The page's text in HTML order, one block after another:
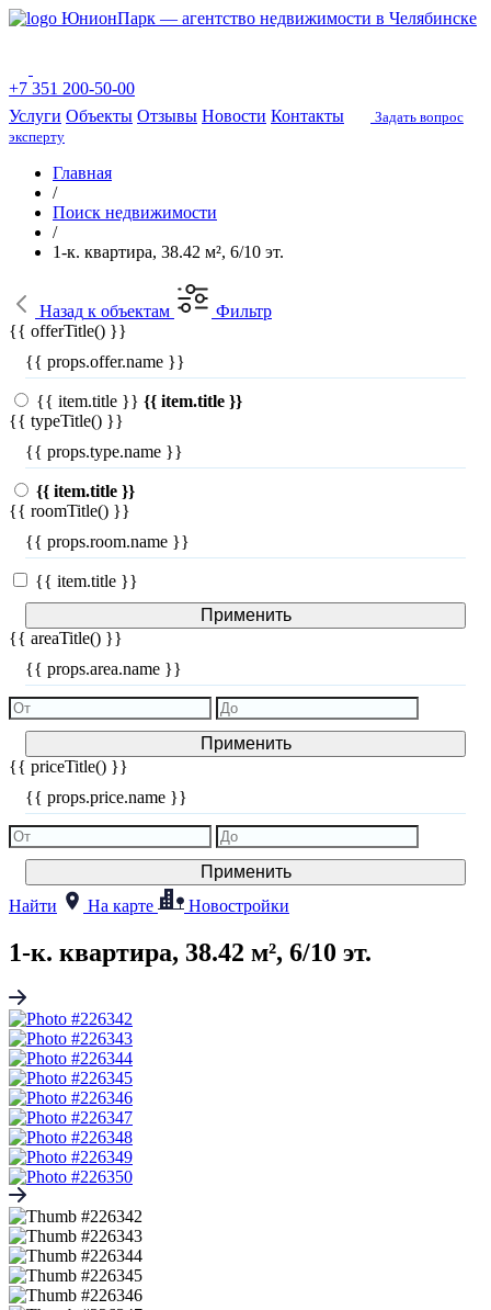
ЮнионПарк — агентство недвижимости в Челябинске
+7 351 200-50-00
Услуги Объекты Отзывы Новости Контакты
Задать вопрос
эксперту
Главная
/
Поиск недвижимости
/
1-к. квартира, 38.42 м², 6/10 эт.
Назад к объектам
Фильтр
{{ offerTitle() }}
{{ props.offer.name }}
{{ item.title }} {{ item.title }}
{{ typeTitle() }}
{{ props.type.name }}
{{ item.title }}
{{ roomTitle() }}
{{ props.room.name }}
{{ item.title }}
Применить
{{ areaTitle() }}
{{ props.area.name }}
Применить
{{ priceTitle() }}
{{ props.price.name }}
Применить
Найти
На карте Новостройки
1-к. квартира, 38.42 м², 6/10 эт.